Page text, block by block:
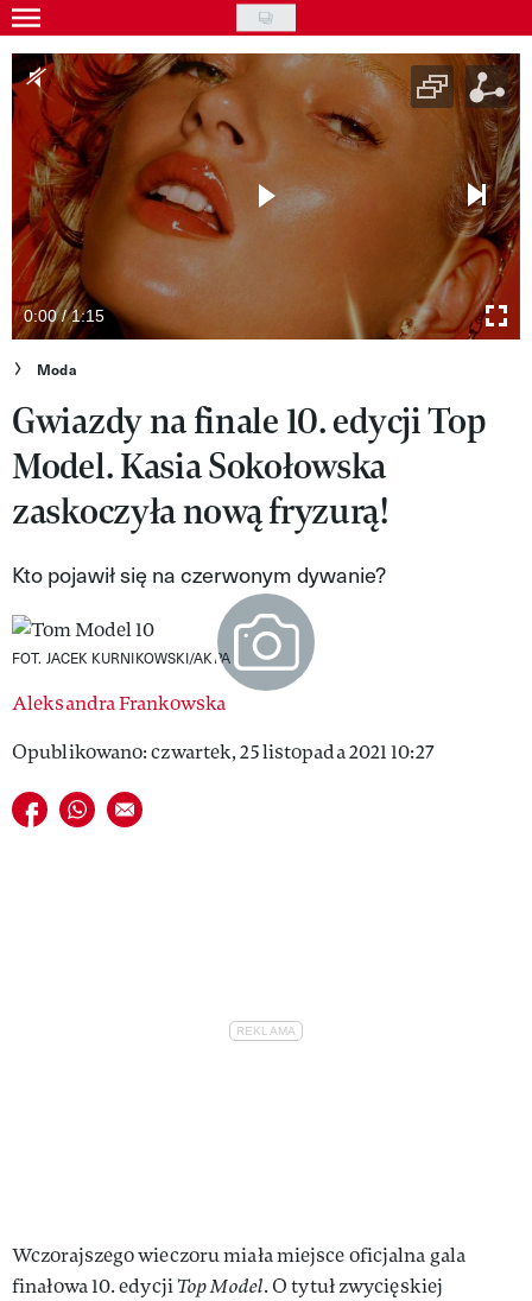
Skip
to
main
content
Gwiazdy
Ludzie
Moda
Uroda
Styl życia
Kultura
Wideo
Nasze akcje
VIVA!ART
VIVA!MODA
VIVA!PEOPLE POWER
VIVA!ITAKA
MAGAZYN VIVA!
0:00 / 1:15
Moda
Gwiazdy na finale 10. edycji Top
Model. Kasia Sokołowska
zaskoczyła nową fryzurą!
Kto pojawił się na czerwonym dywanie?
FOT. JACEK KURNIKOWSKI/AKPA
Aleksandra Frankowska
Opublikowano: czwartek, 25 listopada 2021 10:27
Udostępnij na facebook
Udostępnij na whatsapp
E-mail do przyjaciela
Wczorajszego wieczoru miała miejsce oficjalna gala
finałowa 10. edycjiTop Model. O tytuł zwycięskiej